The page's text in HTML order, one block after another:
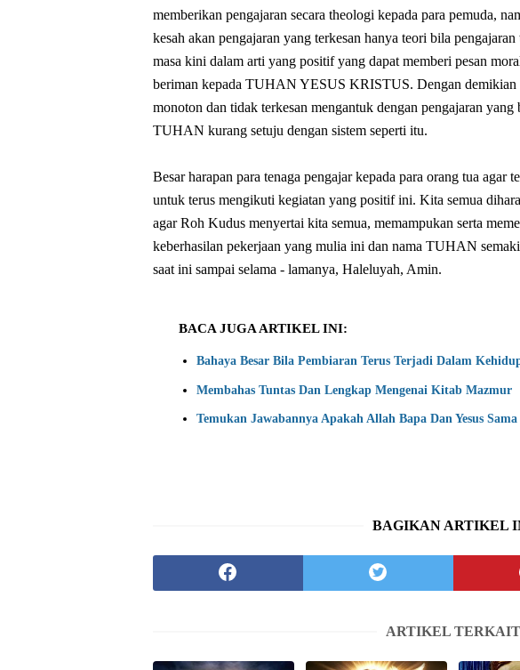
memberikan pengajaran secara theologi kepada para pemuda,
kesah akan pengajaran yang terkesan hanya teori bila
masa kini dalam arti yang positif yang dapat memberi pesan
beriman kepada TUHAN YESUS KRISTUS. Dengan demikian
monoton dan tidak terkesan mengantuk dengan pengajaran
TUHAN kurang setuju dengan sistem seperti itu.
Besar harapan para tenaga pengajar kepada para orang tua agar
untuk terus mengikuti kegiatan yang positif ini. Kita semua
agar Roh Kudus menyertai kita semua, memampukan serta
keberhasilan pekerjaan yang mulia ini dan nama TUHAN
saat ini sampai selama - lamanya, Haleluyah, Amin.
BACA JUGA ARTIKEL INI:
Bahaya Besar Bila Pembiaran Terus Terjadi Dalam
Membahas Tuntas Dan Lengkap Mengenai Kitab Mazmur
Temukan Jawabannya Apakah Allah Bapa Dan Yesus Sama
BAGIKAN ARTIKEL
ARTIKEL TERKAIT